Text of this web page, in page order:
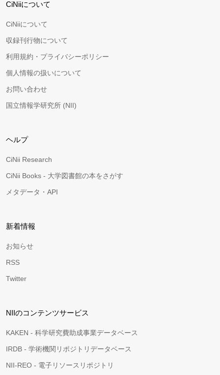
CiNiiについて
CiNiiについて
収録刊行物について
利用規約・プライバシーポリシー
個人情報の扱いについて
お問い合わせ
国立情報学研究所 (NII)
ヘルプ
CiNii Research
CiNii Books - 大学図書館の本をさがす
メタデータ・API
新着情報
お知らせ
RSS
Twitter
NIIのコンテンツサービス
KAKEN - 科学研究費助成事業データベース
IRDB - 学術機関リポジトリデータベース
NII-REO - 電子リソースリポジトリ